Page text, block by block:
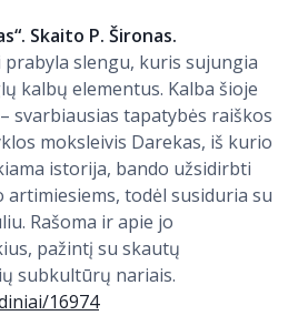
Skaito P. Šironas.
prabyla slengu, kuris sujungia
kalbų elementus. Kalba šioje
svarbiausias tapatybės raiškos
moksleivis Darekas, iš kurio
istorija, bando užsidirbti
artimiesiems, todėl susiduria su
Rašoma ir apie jo
pažintį su skautų
subkultūrų nariais.
16974